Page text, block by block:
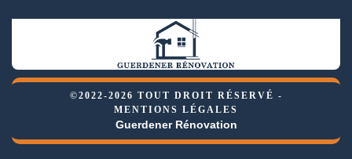
©2022-2026 TOUT DROIT RÉSERVÉ -
MENTIONS LÉGALES
Guerdener Rénovation